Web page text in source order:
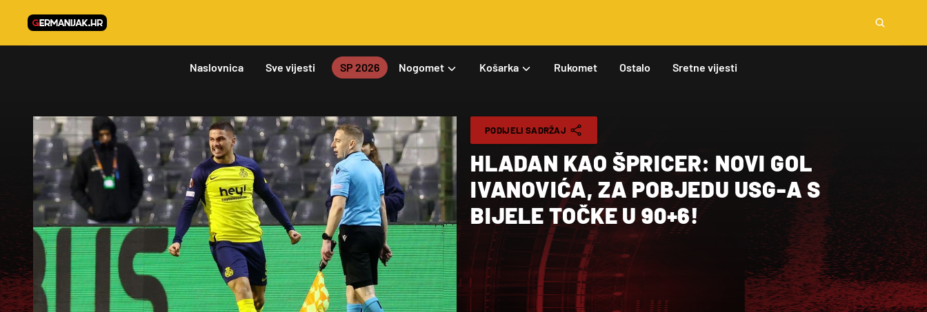
Naslovnica Sve vijesti SP 2026 Nogomet Košarka Rukomet Ostalo Sretne vijesti
PODIJELI SADRŽAJ
HLADAN KAO ŠPRICER: NOVI GOL
IVANOVIĆA, ZA POBJEDU USG-A S
BIJELE TOČKE U 90+6!